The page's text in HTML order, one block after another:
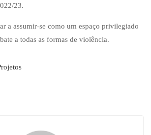
23.
a assumir-se como um espaço privilegiado
a todas as formas de violência.